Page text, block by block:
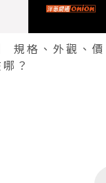
規格、外觀、價
？